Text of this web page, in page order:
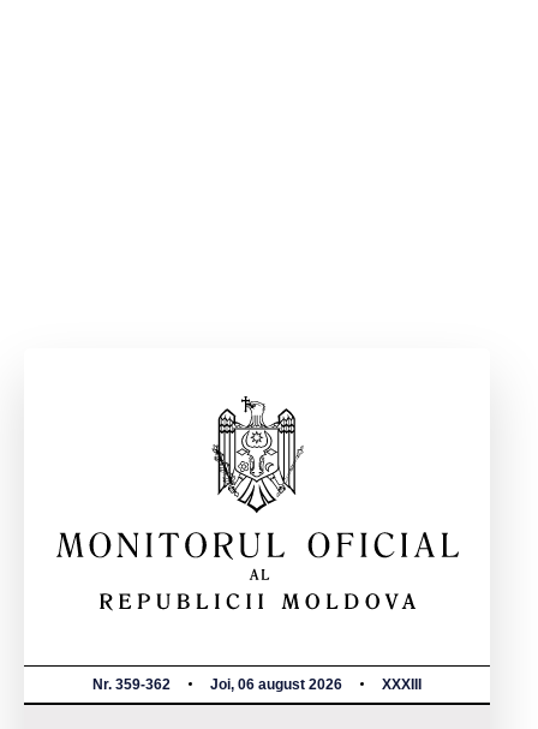
Nr. 359-362 Joi, 06 august 2026 XXXIII